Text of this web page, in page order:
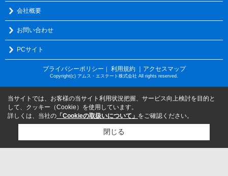
会社概要
お問い合わせ
PCサイト
プライバシーポリシー ｜ 利用規約 ｜アクセスマップ
Copyright(c) アムス・エステート株式会社 All rights reserved.
当サイトでは、お客様の当サイト利用状況把握、サービス向上検討を目的と
して、クッキー（Cookie）を使用しています。
詳しくは、当社の 「Cookieの取扱いについて」 をご確認ください。
閉じる